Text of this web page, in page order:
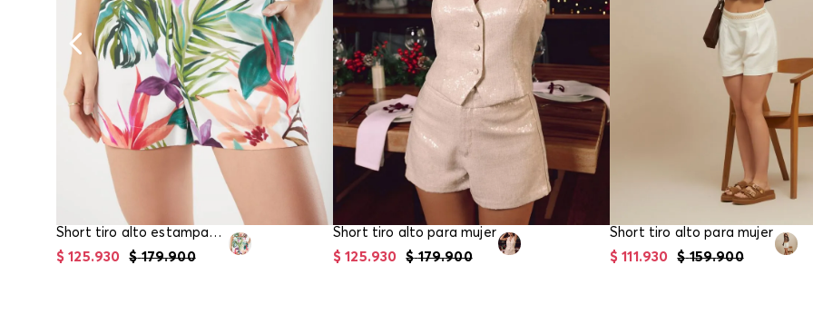
Short tiro alto estampado para mujer
$ 179.900
$ 125.930
Short tiro alto para mujer
$ 179.900
$ 125.930
Short tiro alto para mujer
$ 159.900
$ 111 .930